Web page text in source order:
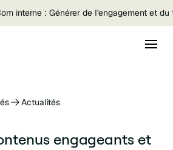
interne : Générer de l'engagement et
Actualités
engageants et